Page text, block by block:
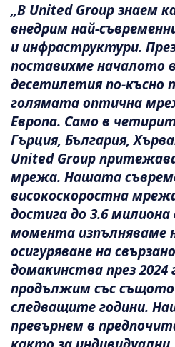
„В United Group знаем
внедрим най-
и инфраструктури.
поставихме началото
десетилетия по-късно
голямата оптична
Европа. Само в
Гърция, България,
United Group
мрежа. Нашата
високоскоростна
достига до 3.6
момента изпълняваме
осигуряване на
домакинства през
продължим със
следващите години.
превърнем в